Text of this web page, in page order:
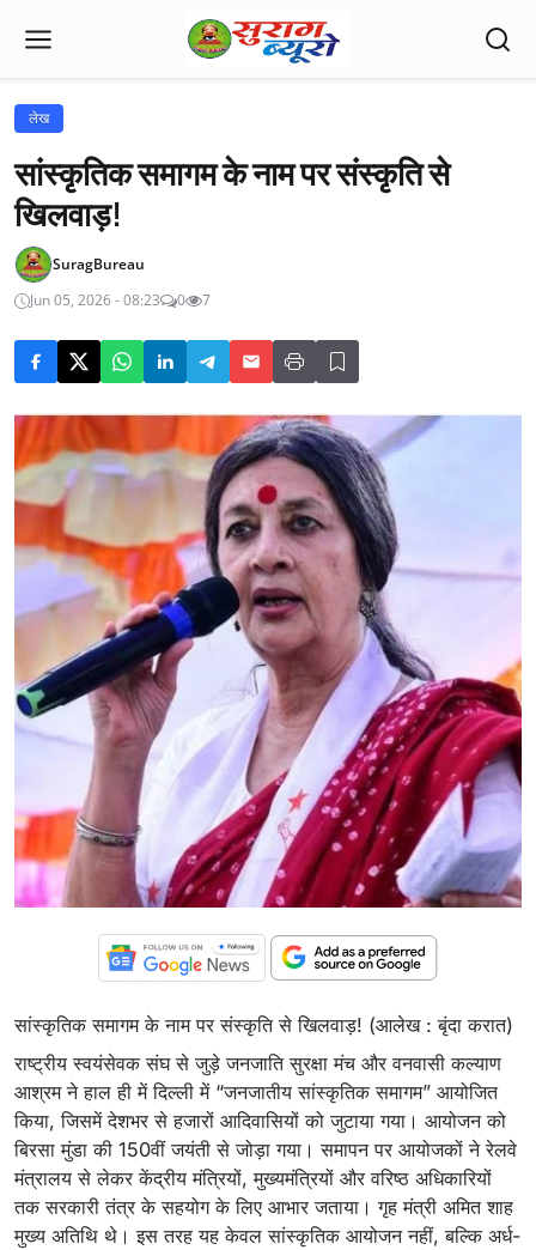
लेख
सांस्कृतिक समागम के नाम पर संस्कृति से
खिलवाड़!
SuragBureau
Jun 05, 2026 - 08:23
0 7
सांस्कृतिक समागम के नाम पर संस्कृति से खिलवाड़! (आलेख : बृंदा करात)
राष्ट्रीय स्वयंसेवक संघ से जुड़े जनजाति सुरक्षा मंच और वनवासी कल्याण
आश्रम ने हाल ही में दिल्ली में “जनजातीय सांस्कृतिक समागम” आयोजित
किया, जिसमें देशभर से हजारों आदिवासियों को जुटाया गया। आयोजन को
बिरसा मुंडा की 150वीं जयंती से जोड़ा गया। समापन पर आयोजकों ने रेलवे
मंत्रालय से लेकर केंद्रीय मंत्रियों, मुख्यमंत्रियों और वरिष्ठ अधिकारियों
तक सरकारी तंत्र के सहयोग के लिए आभार जताया। गृह मंत्री अमित शाह
मुख्य अतिथि थे। इस तरह यह केवल सांस्कृतिक आयोजन नहीं, बल्कि अर्ध-